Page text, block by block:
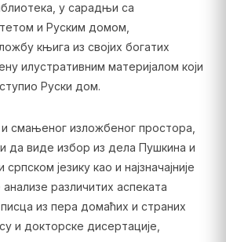
у сарадњи са
и Руским домом,
књига из својих богатих
илустративним материјалом који
Руски дом.
смањеног изложбеног простора,
да виде избор из дела Пушкина и
језику као и најзначајније
различитих аспеката
из пера домаћих и страних
и докторске дисертације,